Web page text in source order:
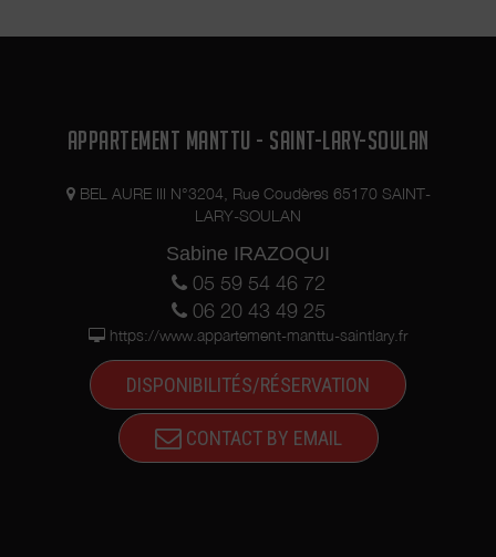
APPARTEMENT MANTTU - SAINT-LARY-SOULAN
BEL AURE III N°3204, Rue Coudères 65170 SAINT-
LARY-SOULAN
Sabine IRAZOQUI
05 59 54 46 72
06 20 43 49 25
https://www.appartement-manttu-saintlary.fr
DISPONIBILITÉS/RÉSERVATION
CONTACT BY EMAIL